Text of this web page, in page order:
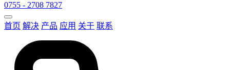
0755 - 2708 7827
首页 解决 产品 应用 关于 联系